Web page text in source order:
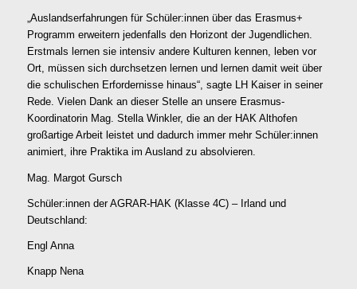
„Auslandserfahrungen für Schüler:innen über das Erasmus+
Programm erweitern jedenfalls den Horizont der Jugendlichen.
Erstmals lernen sie intensiv andere Kulturen kennen, leben vor
Ort, müssen sich durchsetzen lernen und lernen damit weit über
die schulischen Erfordernisse hinaus“, sagte LH Kaiser in seiner
Rede. Vielen Dank an dieser Stelle an unsere Erasmus-
Koordinatorin Mag. Stella Winkler, die an der HAK Althofen
großartige Arbeit leistet und dadurch immer mehr Schüler:innen
animiert, ihre Praktika im Ausland zu absolvieren.
Mag. Margot Gursch
Schüler:innen der AGRAR-HAK (Klasse 4C) – Irland und
Deutschland:
Engl Anna
Knapp Nena